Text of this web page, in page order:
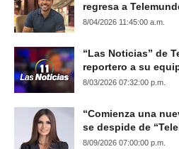
regresa a
8/04/2026 11:45:00 a.m.
“Las Noticias” de
reportero a su
8/03/2026 07:32:00 p.m.
“Comienza una
se despide de
8/09/2026 07:00:00 p.m.